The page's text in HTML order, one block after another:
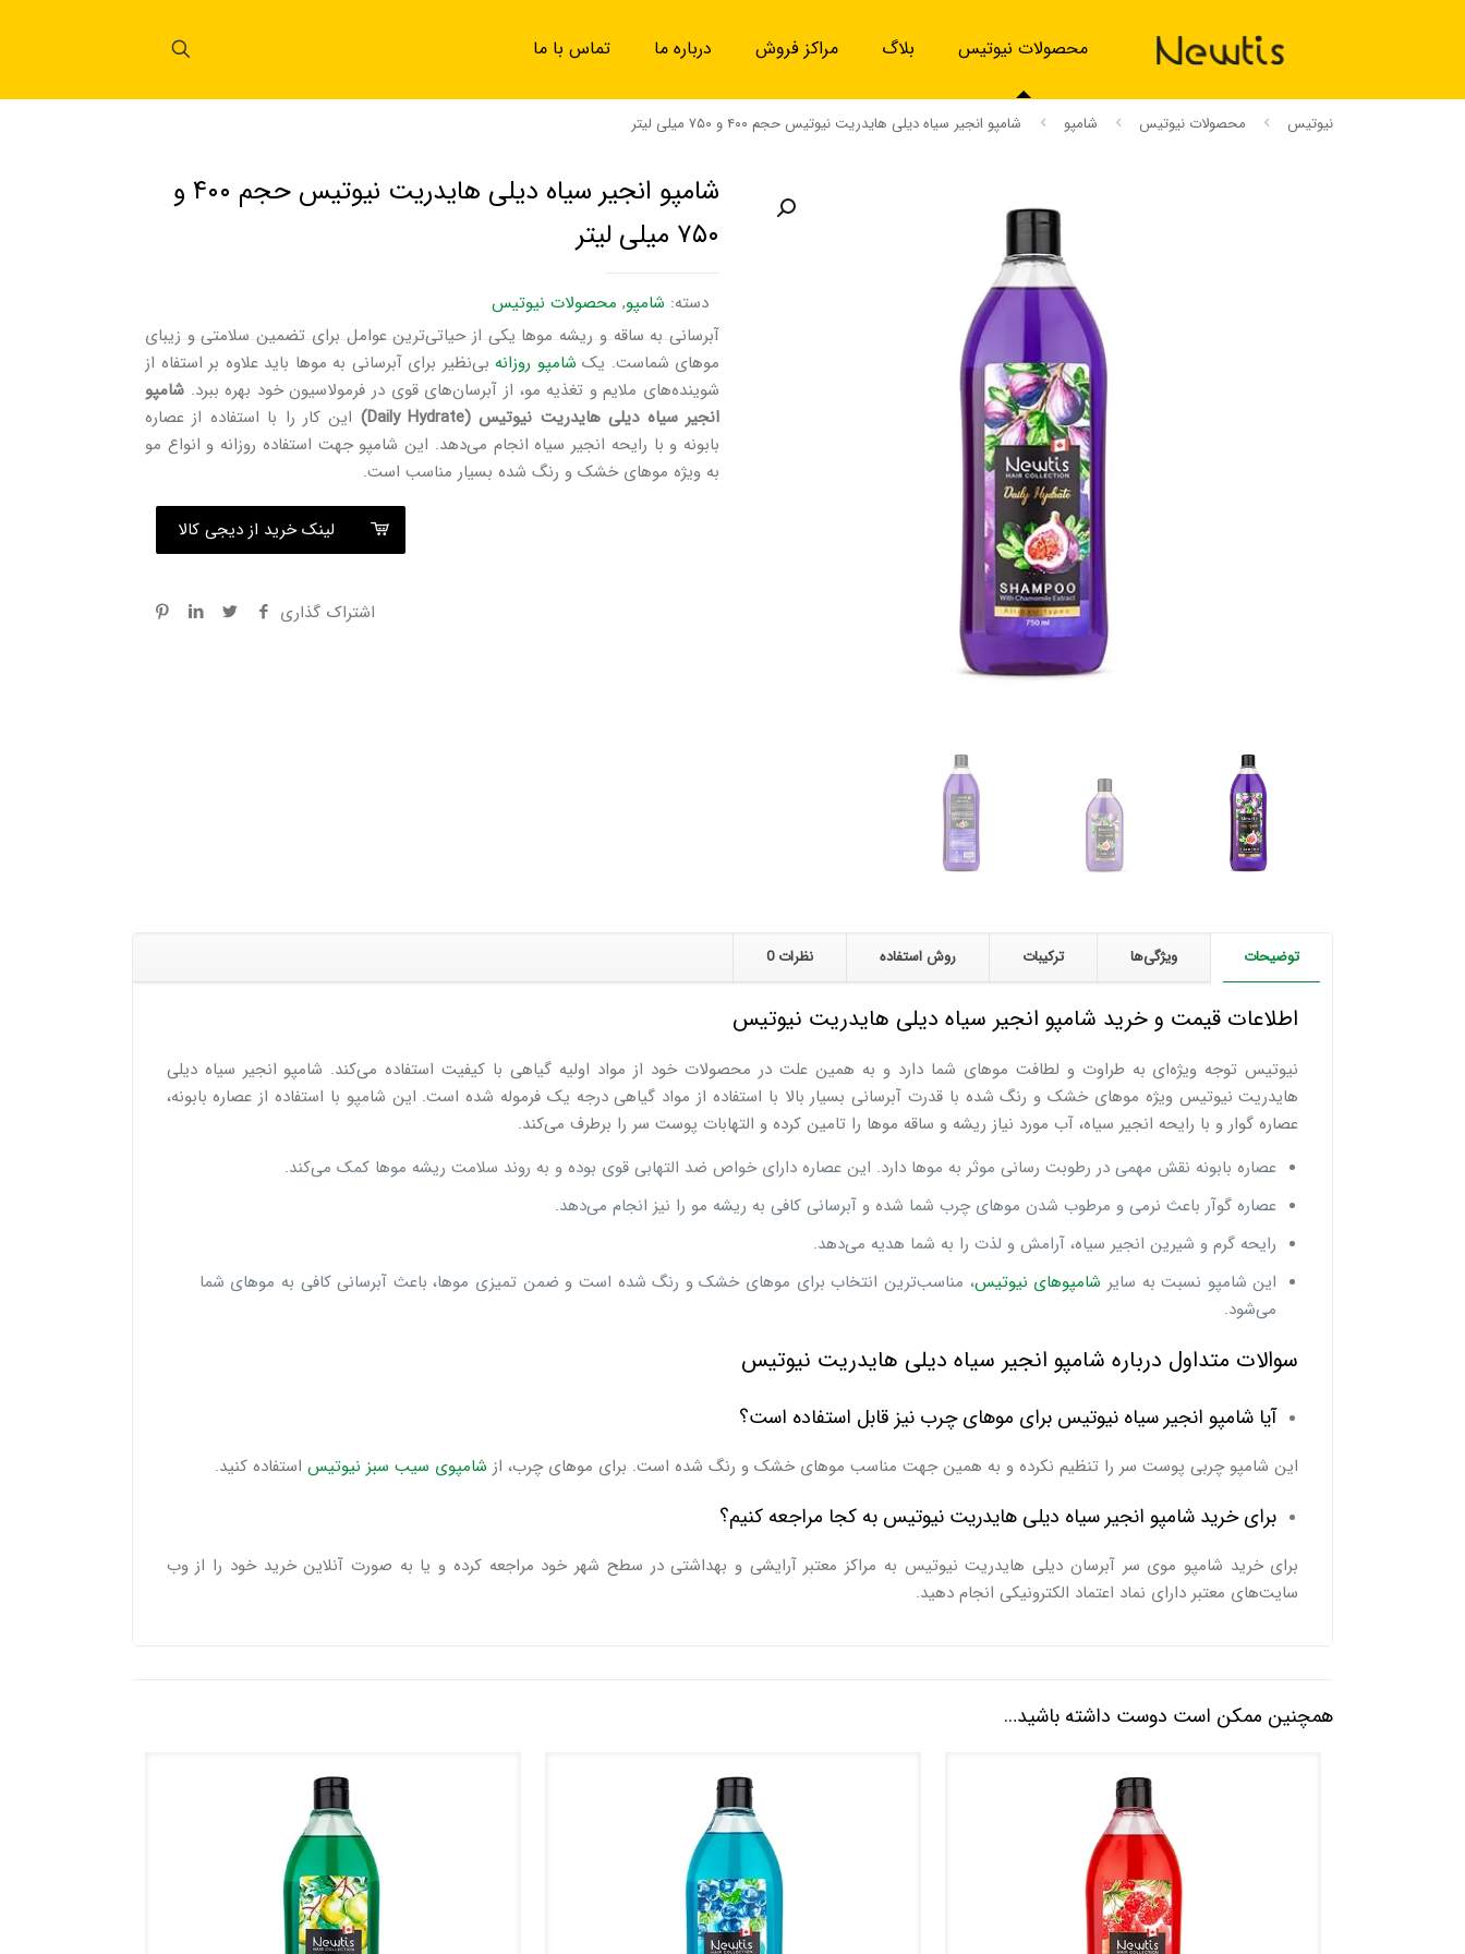
محصولات نیوتیس بلاگ مراکز فروش درباره ما تماس با ما
نیوتیس محصولات نیوتیس شامپو شامپو انجیر سیاه دیلی هایدریت نیوتیس حجم ۴۰۰ و ۷۵۰ میلی لیتر
شامپو انجیر سیاه دیلی هایدریت نیوتیس حجم ۴۰۰ و
۷۵۰ میلی لیتر
آبرسانی به ساقه و ریشه موها یکی از حیاتی‌ترین عوامل برای تضمین سلامتی و زیبای
موهای شماست. یک شامپو روزانه بی‌نظیر برای آبرسانی به موها باید علاوه بر استفاه از
شوینده‌های ملایم و تغذیه مو، از آبرسان‌های قوی در فرمولاسیون خود بهره ببرد. شامپو
انجیر سیاه دیلی هایدریت نیوتیس (Daily Hydrate)
این کار را با استفاده از عصاره
بابونه و با رایحه انجیر سیاه انجام می‌دهد. این شامپو جهت استفاده روزانه و انواع مو
به ویژه موهای خشک و رنگ شده بسیار مناسب است.
لینک خرید از دیجی کالا
دسته: شامپو, محصولات نیوتیس
اشتراک گذاری
توضیحات ویژگی‌ها ترکیبات روش استفاده نظرات0
اطلاعات قیمت و خرید شامپو انجیر سیاه دیلی هایدریت نیوتیس
نیوتیس توجه ویژه‌ای به طراوت و لطافت موهای شما دارد و به همین علت در محصولات خود از مواد اولیه گیاهی با کیفیت استفاده می‌کند. شامپو انجیر سیاه دیلی
هایدریت نیوتیس ویژه موهای خشک و رنگ شده با قدرت آبرسانی بسیار بالا با استفاده از مواد گیاهی درجه یک فرموله شده است. این شامپو با استفاده از عصاره بابونه،
عصاره گوار و با رایحه انجیر سیاه، آب مورد نیاز ریشه و ساقه موها را تامین کرده و التهابات پوست سر را برطرف می‌کند.
عصاره بابونه نقش مهمی در رطوبت رسانی موثر به موها دارد. این عصاره دارای خواص ضد التهابی قوی بوده و به روند سلامت ریشه موها کمک می‌کند.
عصاره گوآر باعث نرمی و مرطوب شدن موهای چرب شما شده و آبرسانی کافی به ریشه مو را نیز انجام می‌دهد.
رایحه گرم و شیرین انجیر سیاه، آرامش و لذت را به شما هدیه می‌دهد.
این شامپو نسبت به سایر شامپوهای نیوتیس، مناسب‌ترین انتخاب برای موهای خشک و رنگ شده است و ضمن تمیزی موها، باعث آبرسانی کافی به موهای شما
می‌شود.
سوالات متداول درباره شامپو انجیر سیاه دیلی هایدریت نیوتیس
آیا شامپو انجیر سیاه نیوتیس برای موهای چرب نیز قابل استفاده است؟
این شامپو چربی پوست سر را تنظیم نکرده و به همین جهت مناسب موهای خشک و رنگ شده است. برای موهای چرب، از شامپوی سیب سبز نیوتیساستفاده کنید.
برای خرید شامپو انجیر سیاه دیلی هایدریت نیوتیس به کجا مراجعه کنیم؟
برای خرید شامپو موی سر آبرسان دیلی هایدریت نیوتیس به مراکز معتبر آرایشی و بهداشتی در سطح شهر خود مراجعه کرده و یا به صورت آنلاین خرید خود را از وب‌
سایت‌های معتبر دارای نماد اعتماد الکترونیکی انجام دهید.
همچنین ممکن است دوست داشته باشید…